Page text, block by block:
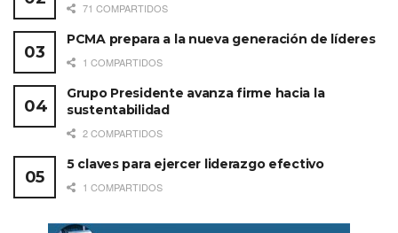
71 COMPARTIDOS
PCMA prepara a la nueva generación de líderes
1 COMPARTIDOS
Grupo Presidente avanza firme hacia la
sustentabilidad
2 COMPARTIDOS
5 claves para ejercer liderazgo efectivo
1 COMPARTIDOS